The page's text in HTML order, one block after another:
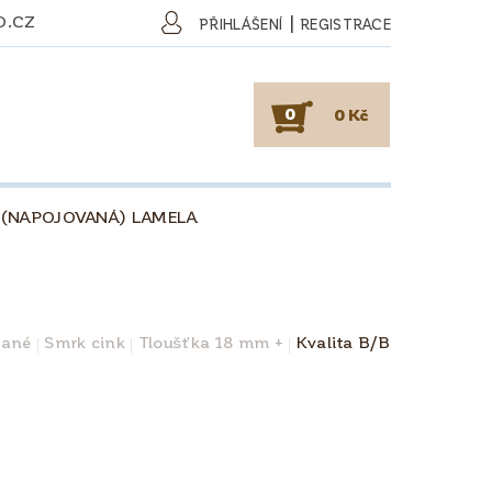
PŘIHLÁŠENÍ | REGISTRACE
0 0 Kč
LAMELA
Smrk cink Tloušťka 18 mm + Kvalita B/B